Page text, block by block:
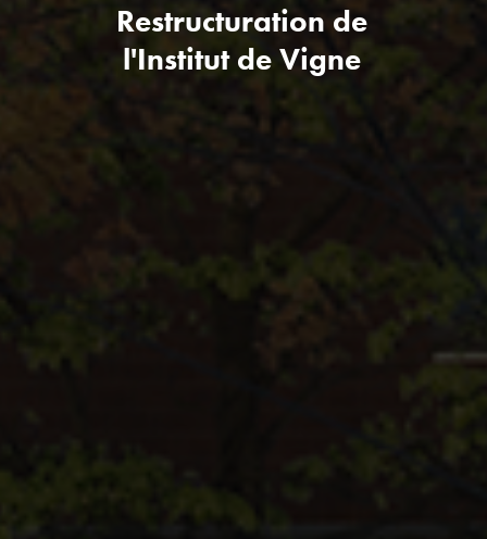
Restructuration de
l'Institut de Vigne